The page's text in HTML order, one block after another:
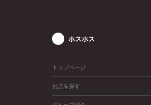
ホスホス
トップページ
お店を探す